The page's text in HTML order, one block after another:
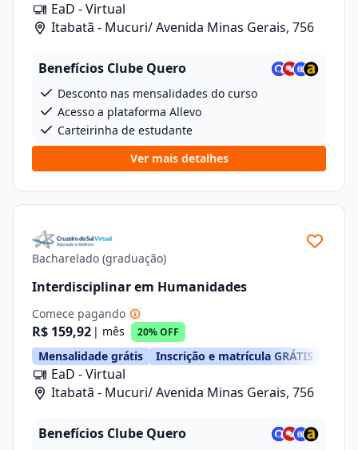
EaD - Virtual
Itabatã - Mucuri/ Avenida Minas Gerais, 756
Benefícios Clube Quero
Desconto nas mensalidades do curso
Acesso a plataforma Allevo
Carteirinha de estudante
Ver mais detalhes
Bacharelado (graduação)
Interdisciplinar em Humanidades
Comece pagando
R$ 159,92 | mês 20% OFF
Mensalidade grátis Inscrição e matrícula GRÁTIS
EaD - Virtual
Itabatã - Mucuri/ Avenida Minas Gerais, 756
Benefícios Clube Quero